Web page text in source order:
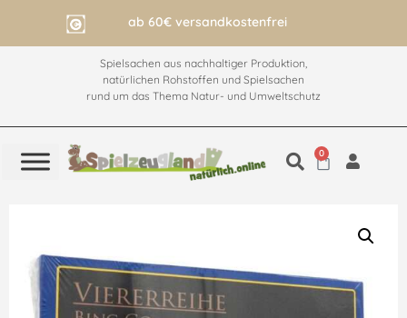
ab 60€ versandkostenfrei
Spielsachen aus nachhaltiger Produktion,
natürlichen Rohstoffen und Spielsachen
rund um das Thema Natur- und Umweltschutz
0